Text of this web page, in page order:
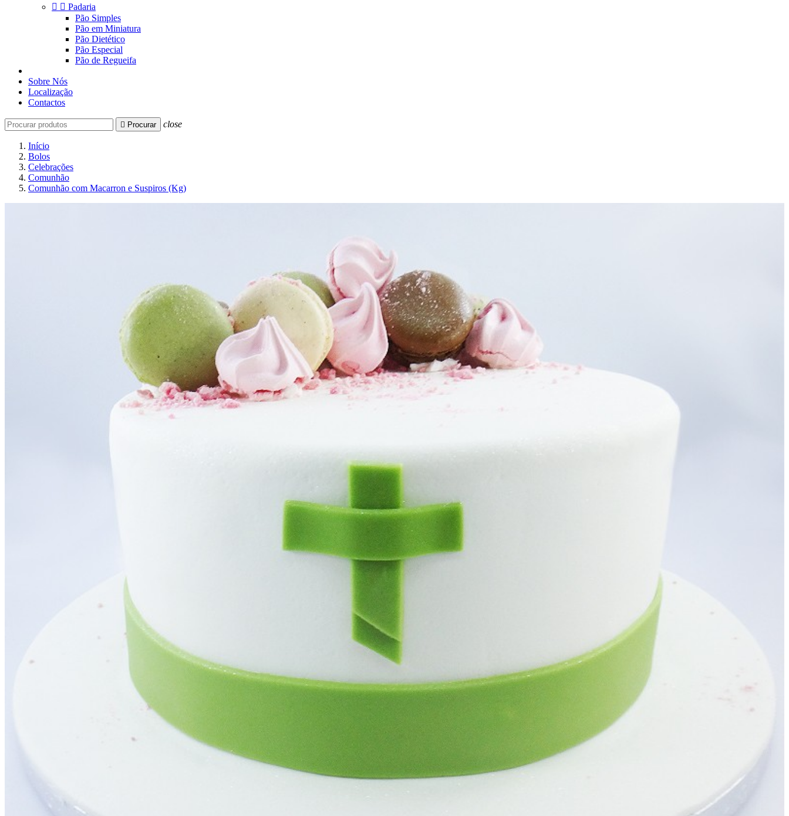
  Padaria
Pão Simples
Pão em Miniatura
Pão Dietético
Pão Especial
Pão de Regueifa
Sobre Nós
Localização
Contactos
 Procurar close
Início
Bolos
Celebrações
Comunhão
Comunhão com Macarron e Suspiros (Kg)